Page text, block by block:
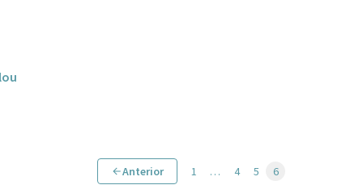
Anterior 1 … 4 5 6